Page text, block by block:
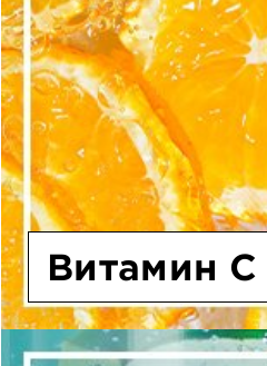
Витамин C